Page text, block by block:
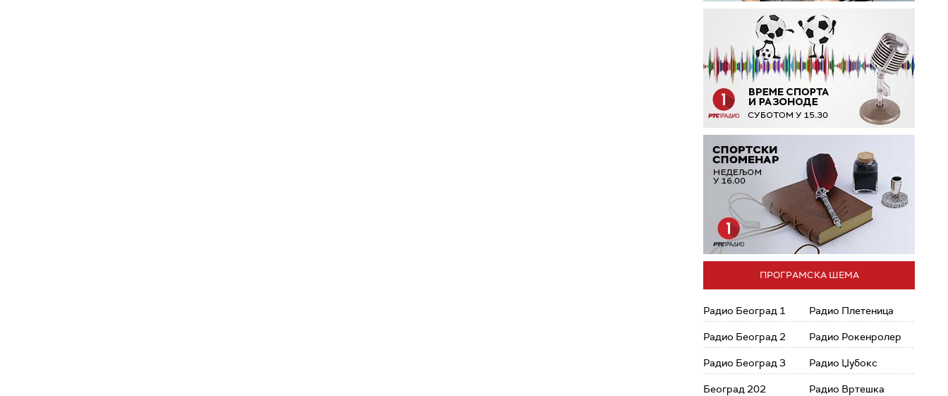
ПРОГРАМСКА ШЕМА
Радио Београд 1
Радио Београд 2
Радио Београд 3
Београд 202
Радио Плетеница
Радио Рокенролер
Радио Џубокс
Радио Вртешка